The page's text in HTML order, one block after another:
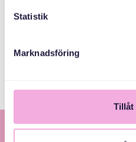
Statistik
Marknadsföring
Tillåt